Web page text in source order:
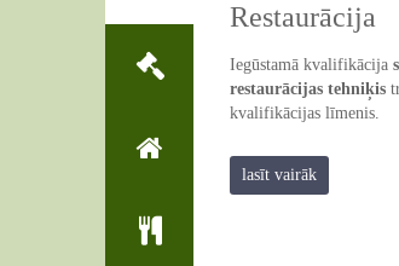
Restaurācija
Iegūstamā kvalifikācija
restaurācijas tehniķis
kvalifikācijas līmenis.
lasīt vairāk